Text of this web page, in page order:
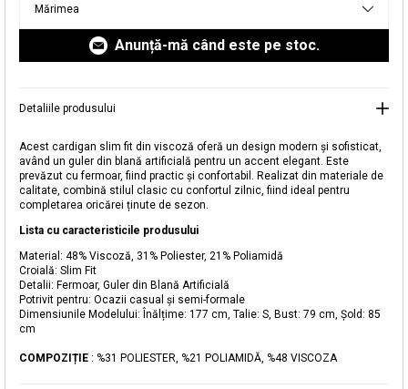
Mărimea
Anunță-mă când este pe stoc.
Detaliile produsului
Acest cardigan slim fit din viscoză oferă un design modern și sofisticat,
având un guler din blană artificială pentru un accent elegant. Este
prevăzut cu fermoar, fiind practic și confortabil. Realizat din materiale de
calitate, combină stilul clasic cu confortul zilnic, fiind ideal pentru
completarea oricărei ținute de sezon.
Lista cu caracteristicile produsului
Material: 48% Viscoză, 31% Poliester, 21% Poliamidă
Croială: Slim Fit
Detalii: Fermoar, Guler din Blană Artificială
Potrivit pentru: Ocazii casual și semi-formale
Dimensiunile Modelului: Înălțime: 177 cm, Talie: S, Bust: 79 cm, Șold: 85
cm
COMPOZIȚIE : %31 POLIESTER, %21 POLIAMIDĂ, %48 VISCOZA
Puteți ajunge la magazinul KOTON pe care îl căutați
selectând informațiile despre țară și oraș.
Alertă de stoc
vom trimite o notificare la adresa
dvs. de e-mail.
Adăugat în coș
Cardigan Slim Fit cu Blană Artificială
129,99 RON